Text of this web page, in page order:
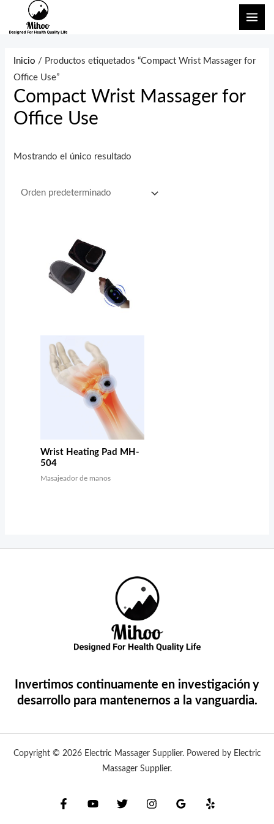
Inicio / Productos etiquetados “Compact Wrist Massager for
Office Use”
Compact Wrist Massager for
Office Use
Mostrando el único resultado
Wrist Heating Pad MH-
504
Masajeador de manos
Invertimos continuamente en investigación y
desarrollo para mantenernos a la vanguardia.
Copyright © 2026 Electric Massager Supplier. Powered by Electric
Massager Supplier.